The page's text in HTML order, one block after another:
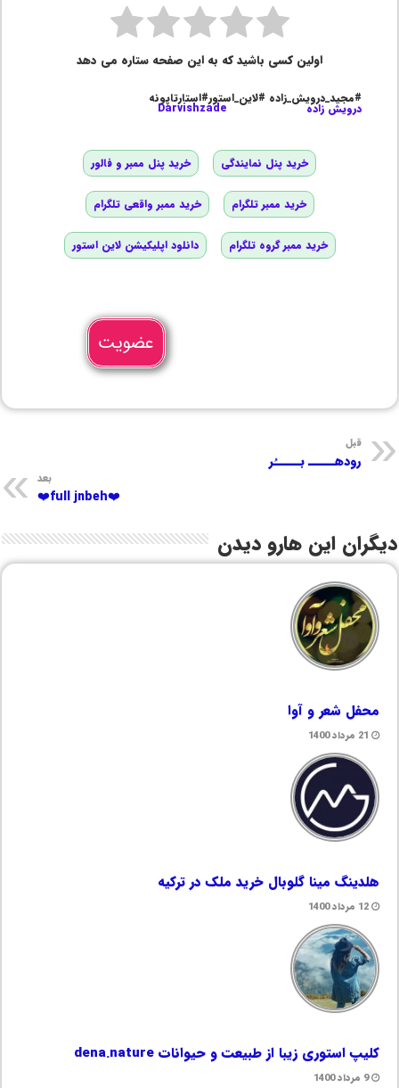
اولین کسی باشید که به این صفحه ستاره می دهد
#مجید_درویش_زاده #لاین_استور#استارتاپونه
درویش زاده Darvishzade
خرید پنل نمایندگی خرید پنل ممبر و فالور
خرید ممبر تلگرام خرید ممبر واقعی تلگرام
خرید ممبر گروه تلگرام دانلود اپلیکیشن لاین استور
عضویت
قبل
رودهـــــ بـــــُر
بعد
❤️full jnbeh❤️
دیگران این هارو دیدن
محفل شعر و آوا
21 مرداد 1400
هلدینگ مینا گلوبال خرید ملک در ترکیه
12 مرداد 1400
کلیپ استوری زیبا از طبیعت‌ و حیوانات dena.nature
9 مرداد 1400